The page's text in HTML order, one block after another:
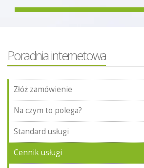
Poradnia internetowa
Złóż zamówienie
Na czym to polega?
Standard usługi
Cennik usługi